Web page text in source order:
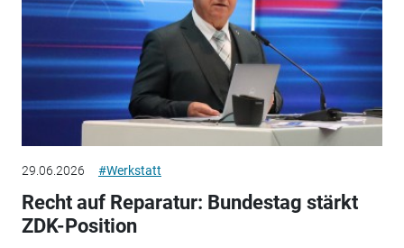
29.06.2026 #Werkstatt
Recht auf Reparatur: Bundestag stärkt
ZDK-Position